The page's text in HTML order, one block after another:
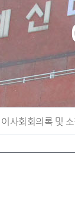
이사회회의록 및